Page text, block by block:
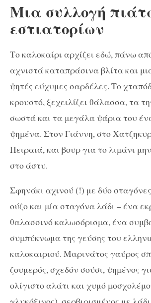
Μια συλλογή
εστιατορίων
Το καλοκαίρι αρχίζει εδώ, πάνω
αχνιστά καταπράσινα βλίτα και
ψητές εύχυμες σαρδέλες. Το
κρουστό, ξεχειλίζει θάλασσα, τα
σωστά και τα μεγάλα ψάρια του
ψημένα. Στον Γιάννη, στο
Πειραιά, και βουρ για το λιμάνι
στο άστυ.
Σφηνάκι αχινού (!) με δύο
ούζο και μία σταγόνα λάδι – ένα
θαλασσινό καλωσόρισμα, ένα
συμπύκνωμα της γεύσης του
καλοκαιριού. Μαρινάτος γαύρος
ζουμερός, σχεδόν σούσι, ψημένος
ολίγιστο αλάτι και χυμό